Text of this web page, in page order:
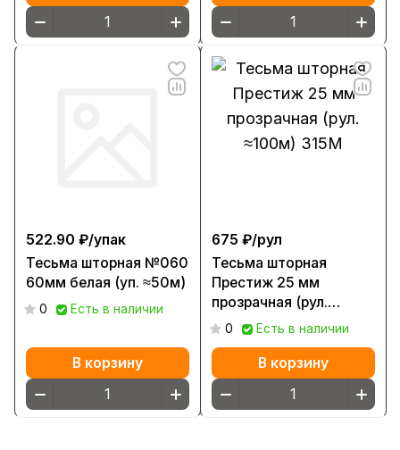
522.90 ₽/упак
Тесьма шторная №060
60мм белая (уп. ≈50м)
0 Есть в наличии
В корзину
675 ₽/рул
Тесьма шторная
Престиж 25 мм
прозрачная (рул.
≈100м) 315М
0 Есть в наличии
В корзину